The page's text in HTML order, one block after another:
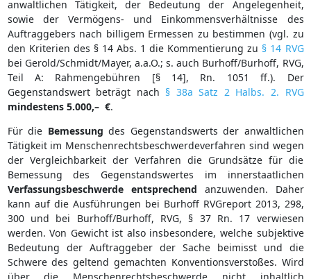
anwaltlichen Tätigkeit, der Bedeutung der Angelegenheit,
sowie der Vermögens- und Einkommensverhältnisse des
Auftraggebers nach billigem Ermessen zu bestimmen (vgl. zu
den Kriterien des § 14 Abs. 1 die Kommentierung zu § 14 RVG
bei Gerold/Schmidt/Mayer, a.a.O.; s. auch Burhoff/Burhoff, RVG,
Teil A: Rahmengebühren [§ 14], Rn. 1051 ff.). Der
Gegenstandswert beträgt nach § 38a Satz 2 Halbs. 2. RVG
mindestens 5.000,– €.
Für die Bemessung des Gegenstandswerts der anwaltlichen
Tätigkeit im Menschenrechtsbeschwerdeverfahren sind wegen
der Vergleichbarkeit der Verfahren die Grundsätze für die
Bemessung des Gegenstandswertes im innerstaatlichen
Verfassungsbeschwerde entsprechend anzuwenden. Daher
kann auf die Ausführungen bei Burhoff RVGreport 2013, 298,
300 und bei Burhoff/Burhoff, RVG, § 37 Rn. 17 verwiesen
werden. Von Gewicht ist also insbesondere, welche subjektive
Bedeutung der Auftraggeber der Sache beimisst und die
Schwere des geltend gemachten Konventionsverstoßes. Wird
über die Menschenrechtsbeschwerde nicht inhaltlich